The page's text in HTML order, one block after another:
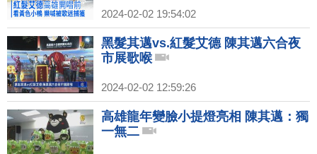
2024-02-02 19:54:02
黑髮其邁vs.紅髮艾德 陳其邁六合夜
市展歌喉
2024-02-02 12:59:26
高雄龍年變臉小提燈亮相 陳其邁：獨
一無二